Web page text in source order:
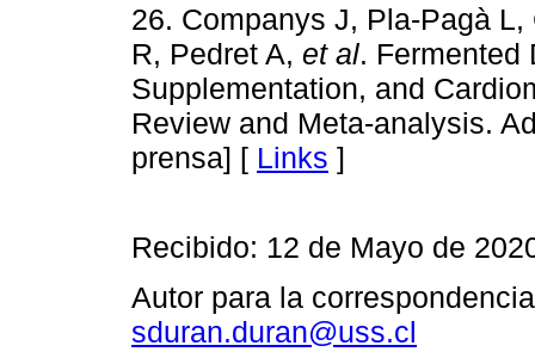
26. Companys J, Pla-Pagà
R, Pedret A, et al. Fermented
Supplementation, and
Review and Meta-analysis.
prensa] [ Links ]
Recibido: 12 de Mayo de
Autor para la
sduran.duran@uss.cl